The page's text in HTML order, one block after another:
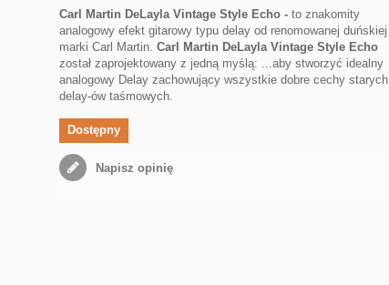
Carl Martin DeLayla Vintage Style Echo - to znakomity
analogowy efekt gitarowy typu delay od renomowanej duńskiej
marki Carl Martin. Carl Martin DeLayla Vintage Style Echo
został zaprojektowany z jedną myślą: ...aby stworzyć idealny
analogowy Delay zachowujący wszystkie dobre cechy starych
delay-ów taśmowych.
Dostępny
Napisz opinię